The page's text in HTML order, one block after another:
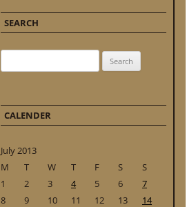
SEARCH
CALENDER
July 2013
M
T W T F S
S
1
2 3 4 5 6
7
8
9 10 11 12 13
14